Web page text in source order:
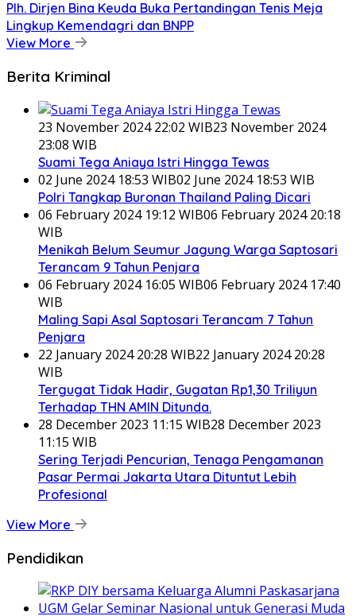
Plh. Dirjen Bina Keuda Buka Pertandingan Tenis Meja
Lingkup Kemendagri dan BNPP
View More
Berita Kriminal
23 November 2024 22:02 WIB23 November 2024
23:08 WIB
Suami Tega Aniaya Istri Hingga Tewas
02 June 2024 18:53 WIB02 June 2024 18:53 WIB
Polri Tangkap Buronan Thailand Paling Dicari
06 February 2024 19:12 WIB06 February 2024 20:18
WIB
Menikah Belum Seumur Jagung Warga Saptosari
Terancam 9 Tahun Penjara
06 February 2024 16:05 WIB06 February 2024 17:40
WIB
Maling Sapi Asal Saptosari Terancam 7 Tahun
Penjara
22 January 2024 20:28 WIB22 January 2024 20:28
WIB
Tergugat Tidak Hadir, Gugatan Rp1,30 Triliyun
Terhadap THN AMIN Ditunda.
28 December 2023 11:15 WIB28 December 2023
11:15 WIB
Sering Terjadi Pencurian, Tenaga Pengamanan
Pasar Permai Jakarta Utara Dituntut Lebih
Profesional
View More
Pendidikan